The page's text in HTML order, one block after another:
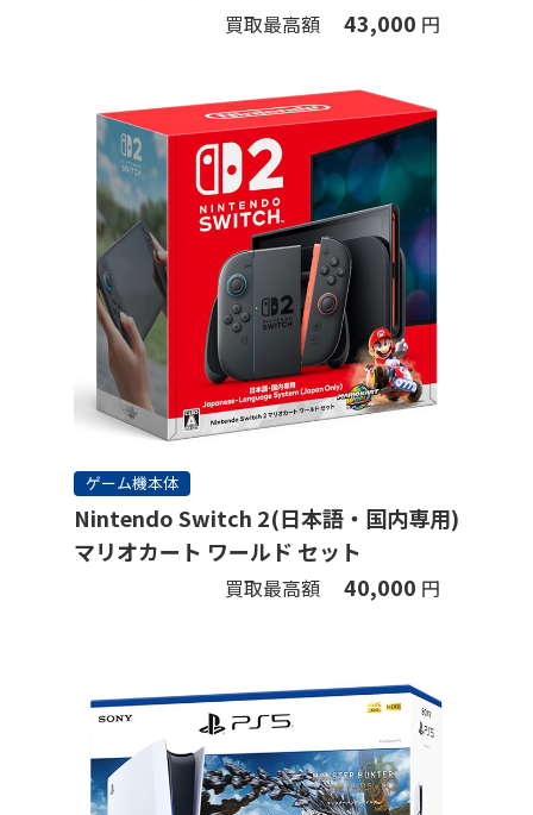
買取最高額 43,000 円
ゲーム機本体
Nintendo Switch 2(日本語・国内専用)
マリオカート ワールド セット
買取最高額 40,000 円